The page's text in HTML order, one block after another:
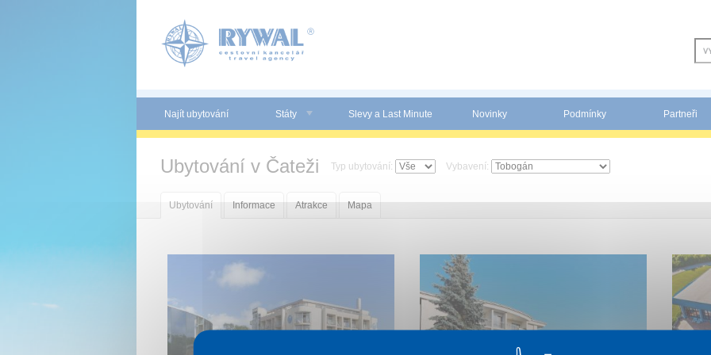
Najít ubytování Státy Slevy a Last Minute Novinky Podmínky Partneři
Ubytování v Čateži Typ ubytování: Vybavení:
Ubytování Informace Atrakce Mapa